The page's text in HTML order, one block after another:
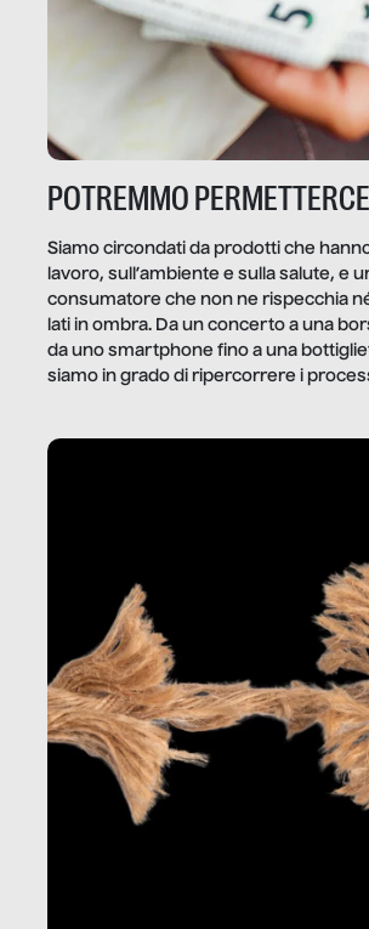
POTREMMO
Siamo circondati da prodotti che
lavoro, sull’ambiente e sulla salute, e
consumatore che non ne rispecchia
lati in ombra. Da un concerto a una
da uno smartphone fino a una
siamo in grado di ripercorrere i
dietro gli oggetti e i servizi che fanno la